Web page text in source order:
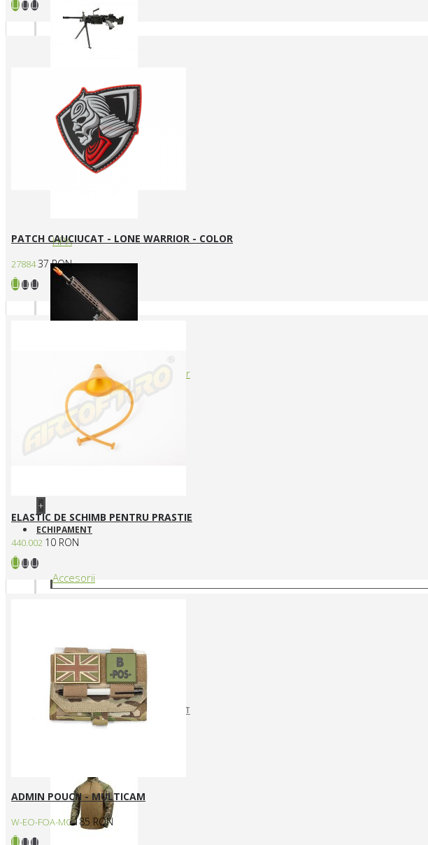
MITRALIERE ELECTRICE
Arme CUSTOM
HPA
Arme cu actionare prin levier
+
ECHIPAMENT
Accesorii
CURELE REPLICI AIRSOFT
HUSE SI GENTI TRANSPORT
PATCH CAUCIUCAT - LONE WARRIOR - COLOR
27884 37 RON
ELASTIC DE SCHIMB PENTRU PRASTIE
440.002 10 RON
ADMIN POUCH - MULTICAM
W-EO-FOA-MC185 RON